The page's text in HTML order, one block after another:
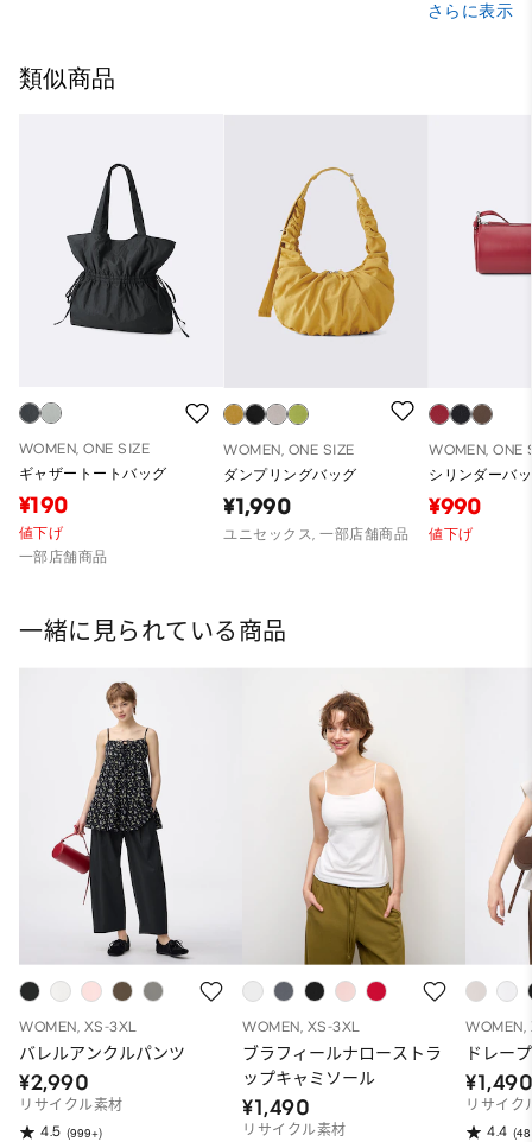
さらに表示
類似商品
WOMEN, ONE SIZE
ギャザートートバッグ
¥190
値下げ
一部店舗商品
WOMEN, ONE SIZE
ダンプリングバッグ
¥1,990
ユニセックス, 一部店舗商品
WOMEN, ONE
シリンダーバ
¥990
値下げ
一緒に見られている商品
WOMEN, XS-3XL
バレルアンクルパンツ
¥2,990
リサイクル素材
4.5 (999+)
WOMEN, XS-3XL
ブラフィールナローストラ
ップキャミソール
¥1,490
リサイクル素材
WOMEN,
ドレー
リサイク
4.4